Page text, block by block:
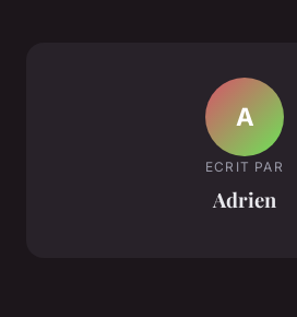
A
ECRIT PAR
Adrien